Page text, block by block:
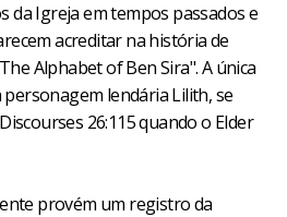
da Igreja em tempos passados e
acreditar na história de
Alphabet of Ben Sira". A única
lendária Lilith, se
26:115 quando o Elder
provém um registro da